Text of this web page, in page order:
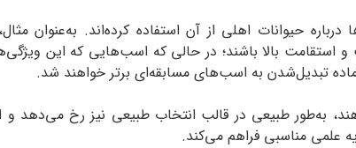
حیوانات اهلی از آن استفاده کرده‌اند. به‌عنوان
بالا باشند؛ در حالی‌ که اسب‌هایی که این ویژگی‌ها
تبدیل‌شدن به اسب‌های مسابقه‌ای برتر خواهند شد.
به‌طور طبیعی در قالب انتخاب طبیعی نیز رخ می‌دهد
علمی مناسبی فراهم می‌کند.